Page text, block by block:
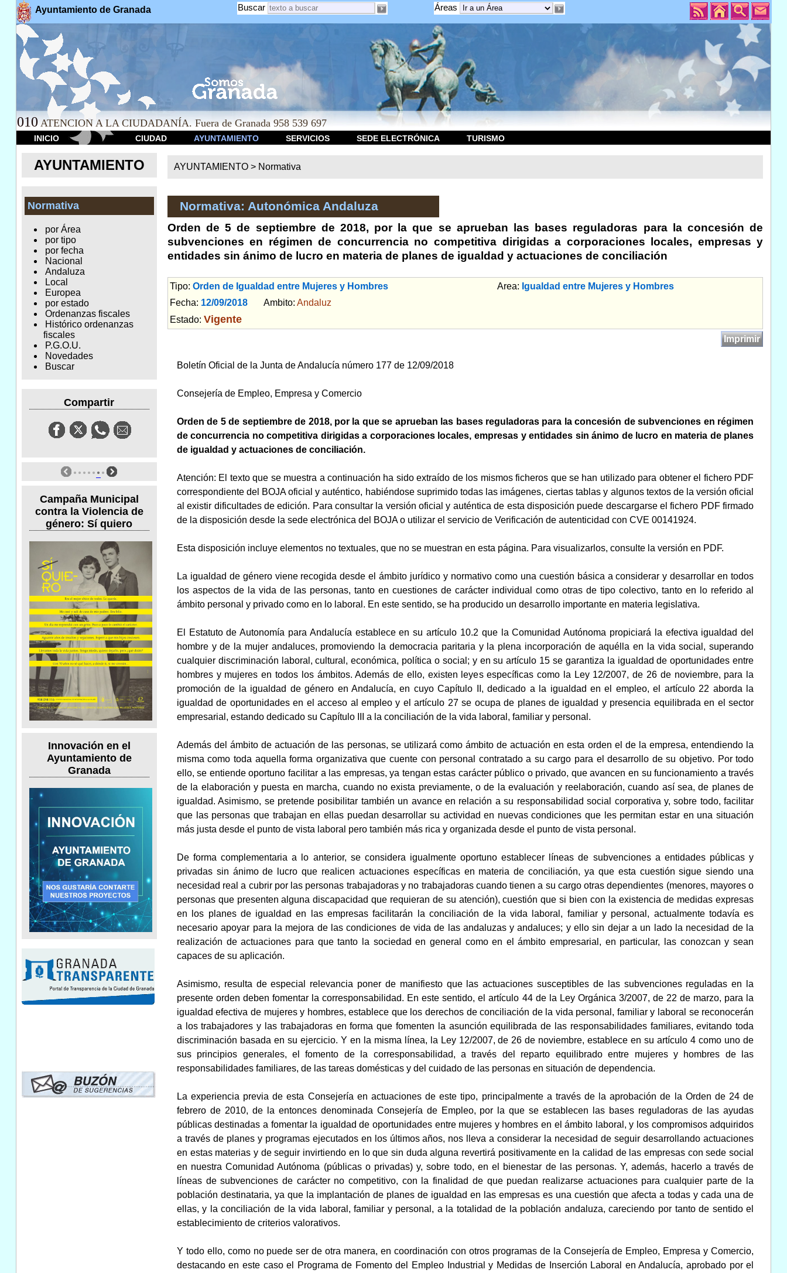
Ayuntamiento de Granada Áreas
Buscar
010 ATENCION A LA CIUDADANÍA. Fuera de Granada 958 539 697
INICIO CIUDAD AYUNTAMIENTO SERVICIOS SEDE ELECTRÓNICA TURISMO
AYUNTAMIENTO
Normativa
por Área
por tipo
por fecha
Nacional
Andaluza
Local
Europea
por estado
Ordenanzas fiscales
Histórico ordenanzas
fiscales
P.G.O.U.
Novedades
Buscar
Compartir
Campaña Municipal
contra la Violencia de
género: Sí quiero
Innovación en el
Ayuntamiento de
Granada
AYUNTAMIENTO > Normativa
Normativa: Autonómica Andaluza
Orden de 5 de septiembre de 2018, por la que se aprueban las bases reguladoras para la concesión de
subvenciones en régimen de concurrencia no competitiva dirigidas a corporaciones locales, empresas y
entidades sin ánimo de lucro en materia de planes de igualdad y actuaciones de conciliación
Tipo: Orden de Igualdad entre Mujeres y Hombres Area: Igualdad entre Mujeres y Hombres
Fecha: 12/09/2018Ambito: Andaluz
Estado: Vigente
Imprimir
Boletín Oficial de la Junta de Andalucía número 177 de 12/09/2018
Consejería de Empleo, Empresa y Comercio
Orden de 5 de septiembre de 2018, por la que se aprueban las bases reguladoras para la concesión de subvenciones en régimen
de concurrencia no competitiva dirigidas a corporaciones locales, empresas y entidades sin ánimo de lucro en materia de planes
de igualdad y actuaciones de conciliación.
Atención: El texto que se muestra a continuación ha sido extraído de los mismos ficheros que se han utilizado para obtener el fichero PDF
correspondiente del BOJA oficial y auténtico, habiéndose suprimido todas las imágenes, ciertas tablas y algunos textos de la versión oficial
al existir dificultades de edición. Para consultar la versión oficial y auténtica de esta disposición puede descargarse el fichero PDF firmado
de la disposición desde la sede electrónica del BOJA o utilizar el servicio de Verificación de autenticidad con CVE 00141924.
Esta disposición incluye elementos no textuales, que no se muestran en esta página. Para visualizarlos, consulte la versión en PDF.
La igualdad de género viene recogida desde el ámbito jurídico y normativo como una cuestión básica a considerar y desarrollar en todos
los aspectos de la vida de las personas, tanto en cuestiones de carácter individual como otras de tipo colectivo, tanto en lo referido al
ámbito personal y privado como en lo laboral. En este sentido, se ha producido un desarrollo importante en materia legislativa.
El Estatuto de Autonomía para Andalucía establece en su artículo 10.2 que la Comunidad Autónoma propiciará la efectiva igualdad del
hombre y de la mujer andaluces, promoviendo la democracia paritaria y la plena incorporación de aquélla en la vida social, superando
cualquier discriminación laboral, cultural, económica, política o social; y en su artículo 15 se garantiza la igualdad de oportunidades entre
hombres y mujeres en todos los ámbitos. Además de ello, existen leyes específicas como la Ley 12/2007, de 26 de noviembre, para la
promoción de la igualdad de género en Andalucía, en cuyo Capítulo II, dedicado a la igualdad en el empleo, el artículo 22 aborda la
igualdad de oportunidades en el acceso al empleo y el artículo 27 se ocupa de planes de igualdad y presencia equilibrada en el sector
empresarial, estando dedicado su Capítulo III a la conciliación de la vida laboral, familiar y personal.
Además del ámbito de actuación de las personas, se utilizará como ámbito de actuación en esta orden el de la empresa, entendiendo la
misma como toda aquella forma organizativa que cuente con personal contratado a su cargo para el desarrollo de su objetivo. Por todo
ello, se entiende oportuno facilitar a las empresas, ya tengan estas carácter público o privado, que avancen en su funcionamiento a través
de la elaboración y puesta en marcha, cuando no exista previamente, o de la evaluación y reelaboración, cuando así sea, de planes de
igualdad. Asimismo, se pretende posibilitar también un avance en relación a su responsabilidad social corporativa y, sobre todo, facilitar
que las personas que trabajan en ellas puedan desarrollar su actividad en nuevas condiciones que les permitan estar en una situación
más justa desde el punto de vista laboral pero también más rica y organizada desde el punto de vista personal.
De forma complementaria a lo anterior, se considera igualmente oportuno establecer líneas de subvenciones a entidades públicas y
privadas sin ánimo de lucro que realicen actuaciones específicas en materia de conciliación, ya que esta cuestión sigue siendo una
necesidad real a cubrir por las personas trabajadoras y no trabajadoras cuando tienen a su cargo otras dependientes (menores, mayores o
personas que presenten alguna discapacidad que requieran de su atención), cuestión que si bien con la existencia de medidas expresas
en los planes de igualdad en las empresas facilitarán la conciliación de la vida laboral, familiar y personal, actualmente todavía es
necesario apoyar para la mejora de las condiciones de vida de las andaluzas y andaluces; y ello sin dejar a un lado la necesidad de la
realización de actuaciones para que tanto la sociedad en general como en el ámbito empresarial, en particular, las conozcan y sean
capaces de su aplicación.
Asimismo, resulta de especial relevancia poner de manifiesto que las actuaciones susceptibles de las subvenciones reguladas en la
presente orden deben fomentar la corresponsabilidad. En este sentido, el artículo 44 de la Ley Orgánica 3/2007, de 22 de marzo, para la
igualdad efectiva de mujeres y hombres, establece que los derechos de conciliación de la vida personal, familiar y laboral se reconocerán
a los trabajadores y las trabajadoras en forma que fomenten la asunción equilibrada de las responsabilidades familiares, evitando toda
discriminación basada en su ejercicio. Y en la misma línea, la Ley 12/2007, de 26 de noviembre, establece en su artículo 4 como uno de
sus principios generales, el fomento de la corresponsabilidad, a través del reparto equilibrado entre mujeres y hombres de las
responsabilidades familiares, de las tareas domésticas y del cuidado de las personas en situación de dependencia.
La experiencia previa de esta Consejería en actuaciones de este tipo, principalmente a través de la aprobación de la Orden de 24 de
febrero de 2010, de la entonces denominada Consejería de Empleo, por la que se establecen las bases reguladoras de las ayudas
públicas destinadas a fomentar la igualdad de oportunidades entre mujeres y hombres en el ámbito laboral, y los compromisos adquiridos
a través de planes y programas ejecutados en los últimos años, nos lleva a considerar la necesidad de seguir desarrollando actuaciones
en estas materias y de seguir invirtiendo en lo que sin duda alguna revertirá positivamente en la calidad de las empresas con sede social
en nuestra Comunidad Autónoma (públicas o privadas) y, sobre todo, en el bienestar de las personas. Y, además, hacerlo a través de
líneas de subvenciones de carácter no competitivo, con la finalidad de que puedan realizarse actuaciones para cualquier parte de la
población destinataria, ya que la implantación de planes de igualdad en las empresas es una cuestión que afecta a todas y cada una de
ellas, y la conciliación de la vida laboral, familiar y personal, a la totalidad de la población andaluza, careciendo por tanto de sentido el
establecimiento de criterios valorativos.
Y todo ello, como no puede ser de otra manera, en coordinación con otros programas de la Consejería de Empleo, Empresa y Comercio,
destacando en este caso el Programa de Fomento del Empleo Industrial y Medidas de Inserción Laboral en Andalucía, aprobado por el